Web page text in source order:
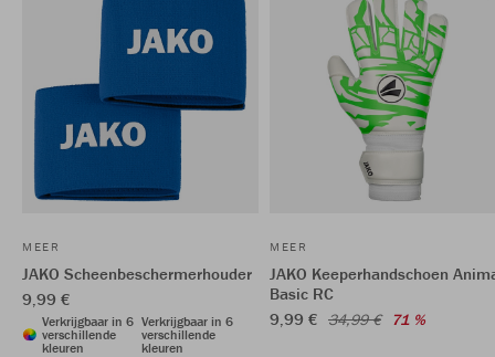
MEER
JAKO Scheenbeschermerhouder
9,99 €
Verkrijgbaar in 6
verschillende
kleuren
Verkrijgbaar in 6
verschillende
kleuren
MEER
JAKO Keeperhandschoen
Basic RC
9,99 € 34,99 € 71 %